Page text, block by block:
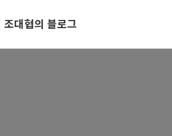
조대협의 블로그